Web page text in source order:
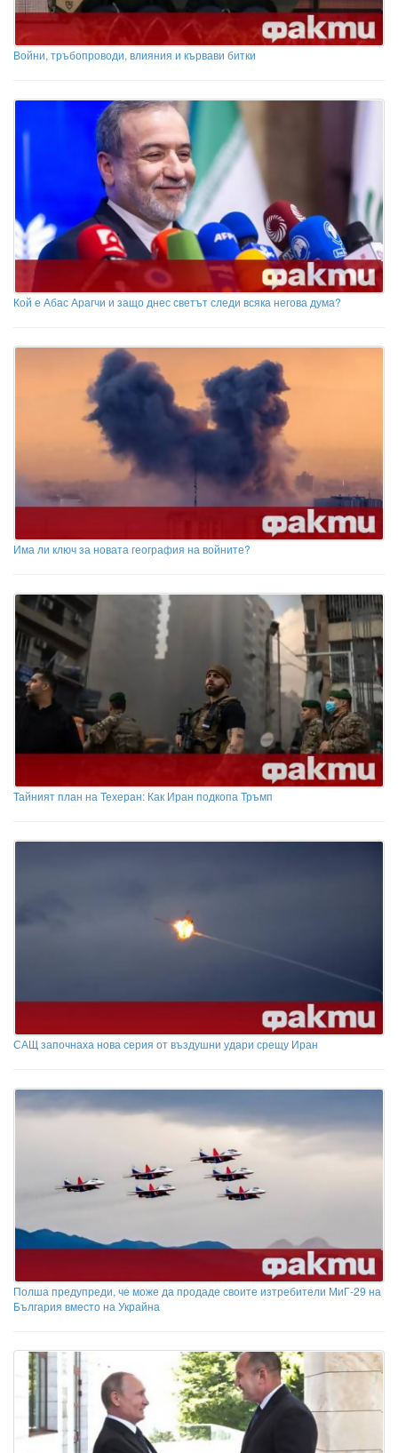
Войни, тръбопроводи, влияния и кървави битки
Кой е Абас Арагчи и защо днес светът следи всяка негова дума?
Има ли ключ за новата география на войните?
Тайният план на Техеран: Как Иран подкопа Тръмп
САЩ започнаха нова серия от въздушни удари срещу Иран
Полша предупреди, че може да продаде своите изтребители МиГ-29 на
България вместо на Украйна